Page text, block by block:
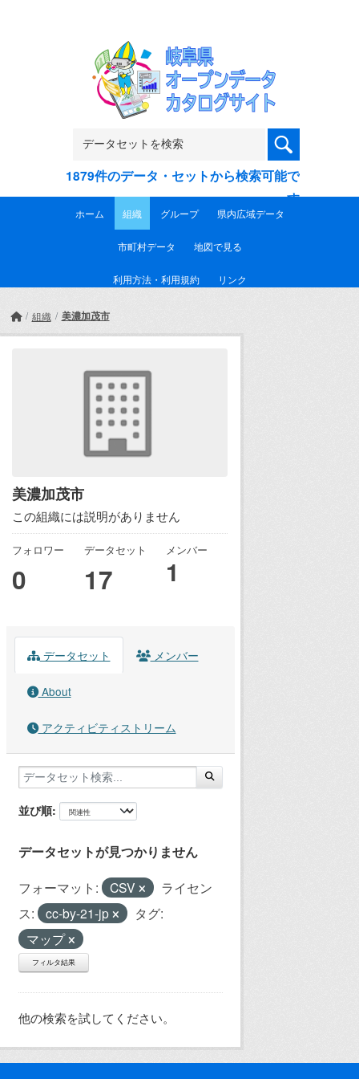
1879件のデータ・セットから検索可能で
す
ホーム 組織 グループ 県内広域データ
市町村データ 地図で見る
利用方法・利用規約 リンク
組織 美濃加茂市
美濃加茂市
この組織には説明がありません
フォロワー
0
データセット
17
メンバー
1
データセット メンバー
About
アクティビティストリーム
並び順
データセットが見つかりません
フォーマット: CSV
ライセン
ス:
cc-by-21-jp
タグ:
マップ
フィルタ結果
他の検索を試してください。